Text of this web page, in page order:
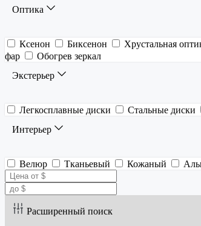
Оптика
Ксенон Биксенон Хрустальная
фар
Обогрев зеркал
Экстерьер
Легкосплавные диски Стальные диски
Интерьер
Велюр Тканьевый Кожаный
Расширенный поиск